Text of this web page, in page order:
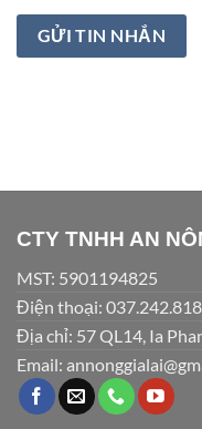
CTY TNHH AN
MST: 5901194825
Điện thoại:
Địa chỉ: 57 QL14, Ia
Email: